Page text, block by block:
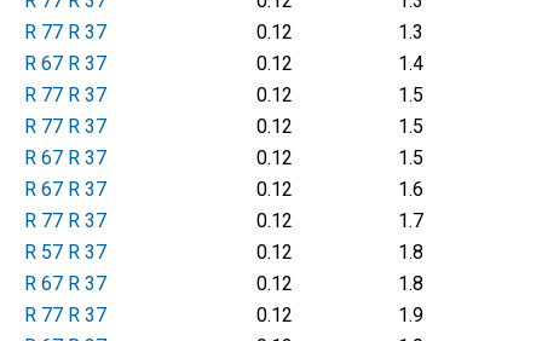
R 77 R 37
0.12 1.3
R 67 R 37
0.12 1.4
R 77 R 37
0.12 1.5
R 77 R 37
0.12 1.5
R 67 R 37
0.12 1.5
R 67 R 37
0.12 1.6
R 77 R 37
0.12 1.7
R 57 R 37
0.12 1.8
R 67 R 37
0.12 1.8
R 77 R 37
0.12 1.9